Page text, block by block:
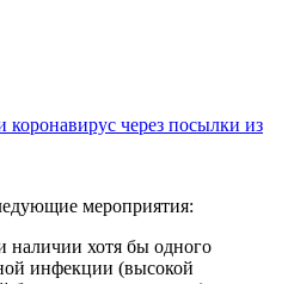
коронавирус через посылки из
мероприятия:
наличии хотя бы одного
инфекции (высокой